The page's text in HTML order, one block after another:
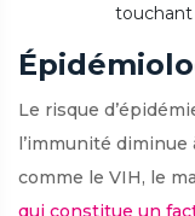
touchant
Le risque
l’immunité
comme le VIH, le
qui constitue un